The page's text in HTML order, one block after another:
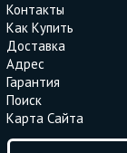
Контакты
Как Купить
Доставка
Адрес
Гарантия
Поиск
Карта Сайта